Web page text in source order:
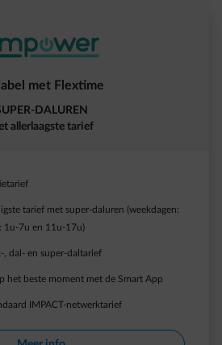
met Flextime​
DALUREN
allerlaagste tarief​
tarief met super-daluren (weekdagen:
1u-7u en 11u-17u)
, dal- en super-daltarief​
het beste moment met de Smart App​
IMPACT-netwerktarief